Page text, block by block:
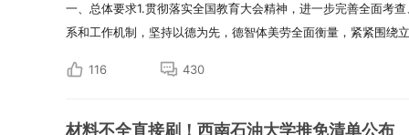
一、总体要求1.贯彻落实全国教育大会精神，进一步完善全面考
系和工作机制，坚持以德为先，德智体美劳全面衡量，紧紧围绕
116 430
材料不全直接刷！西南石油大学推免清单公布